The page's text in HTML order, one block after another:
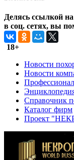
Делясь ссылкой
в соц. сетях, вы
18+
Новости
Новости
Справочник
Каталог фирм
Проект